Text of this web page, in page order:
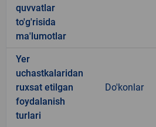
quvvatlar
to'g'risida
ma'lumotlar
Yer
uchastkalaridan
ruxsat etilgan
foydalanish
turlari
Do'konlar